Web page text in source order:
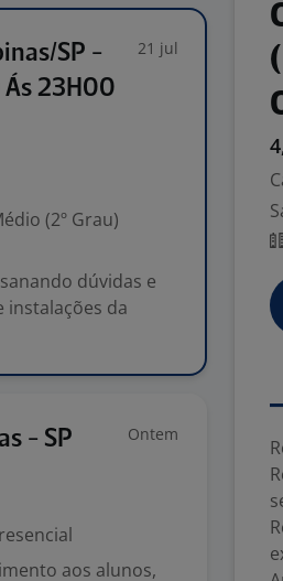
SP -
Ás 23H00
21 jul
(2º Grau)
dúvidas e
instalações da
- SP Ontem
aos alunos,